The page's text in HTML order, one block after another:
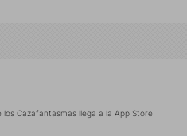
los Cazafantasmas llega a la App Store